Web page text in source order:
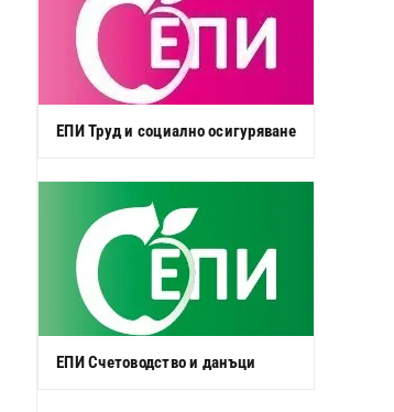
ЕПИ Труд и социално осигуряване
ЕПИ Счетоводство и данъци